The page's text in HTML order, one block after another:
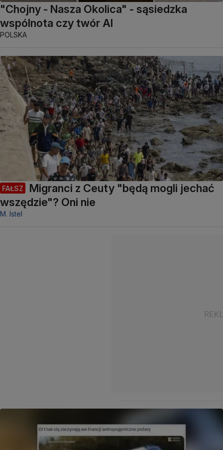
"Chojny - Nasza Okolica" - sąsiedzka
wspólnota czy twór AI
POLSKA
FAŁSZ
Migranci z Ceuty "będą mogli jechać
wszędzie"? Oni nie
M. Istel